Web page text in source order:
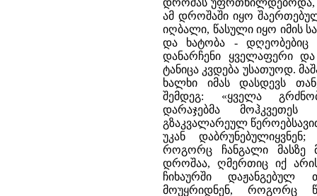
დროშას უფრთხილდებოდა,
ამ დროშაში იყო
იღბალი, წასული იყო იმის
და ხატობა -
დანარჩენი ყველაფერი
ტანიცა კვდება უსათუოდ.
ხალხი იმას დასდევს
შემდეგ: «ყველა
დარაჯებმა
გზაკვალარეულ
უკან
როგორც ჩანგალი მასზე
დროშაა, ღმერთიც იქ
ჩიხაურში
მოუყრიდნენ, როგორც